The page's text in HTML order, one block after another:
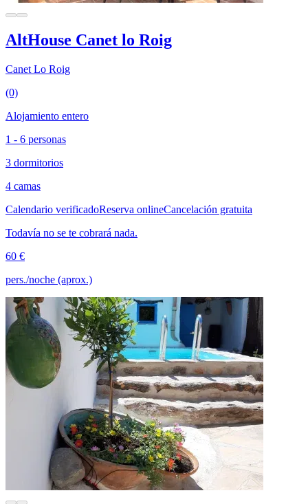
AltHouse Canet lo Roig
Canet Lo Roig
(0)
Alojamiento entero
1 - 6 personas
3 dormitorios
4 camas
Calendario verificadoReserva onlineCancelación gratuita
Todavía no se te cobrará nada.
60 €
pers./noche (aprox.)